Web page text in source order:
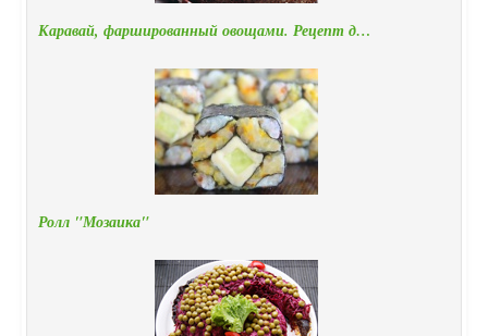
Каравай, фаршированный овощами. Рецепт д…
Ролл "Мозаика"